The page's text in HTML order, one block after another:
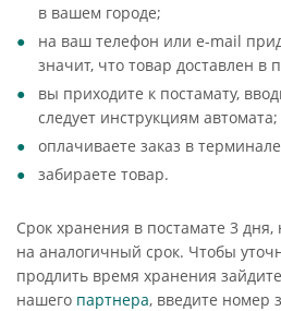
в вашем городе;
на ваш телефон или e-mail
значит, что товар доставлен в
вы приходите к постамату,
следует инструкциям автомата;
оплачиваете заказ в
забираете товар.
Срок хранения в постамате 3
на аналогичный срок. Чтобы
продлить время хранения
нашего партнера, введите номер